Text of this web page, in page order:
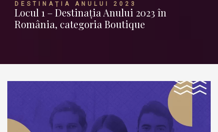
DESTINAȚIA ANULUI 2023
Locul 1 – Destinația Anului 2023 în
România, categoria Boutique